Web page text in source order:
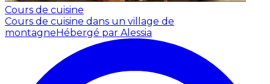
Cours de cuisine
Cours de cuisine dans un village de
montagne Hébergé par Alessia